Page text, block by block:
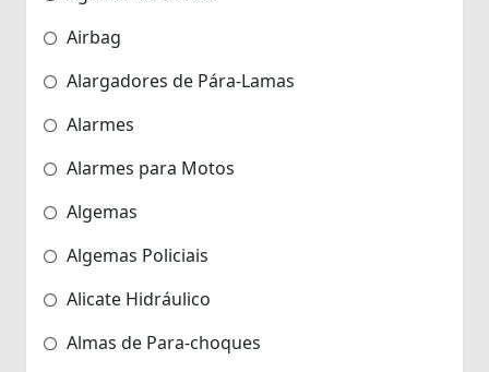
Airbag
Alargadores de Pára-Lamas
Alarmes
Alarmes para Motos
Algemas
Algemas Policiais
Alicate Hidráulico
Almas de Para-choques